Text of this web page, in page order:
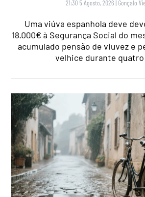
21:30 5 Agosto, 2026 | Gonçalo
Uma viúva espanhola deve
18.000€ à Segurança Social do
acumulado pensão de viuvez e
velhice durante quatro